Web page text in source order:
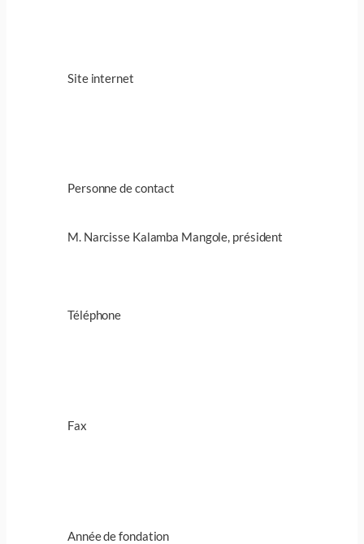
Site internet
Personne de contact
M. Narcisse Kalamba Mangole, président
Téléphone
Fax
Année de fondation